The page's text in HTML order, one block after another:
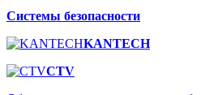
Системы безопасности
KANTECH
CTV